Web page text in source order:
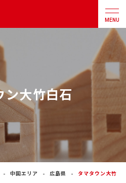
お問合せ
MENU
ン大竹白石
中国エリア 広島県
タマタウン大竹